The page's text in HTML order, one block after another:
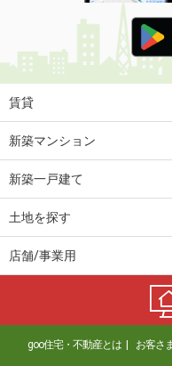
賃貸
新築マンション
新築一戸建て
土地を探す
店舗/事業用
goo住宅・不動産とは お客さ